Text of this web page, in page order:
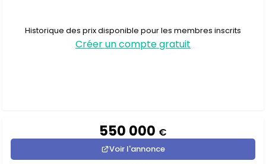
Historique des prix disponible pour les membres inscrits
Créer un compte gratuit
550 000 €
Voir l'annonce